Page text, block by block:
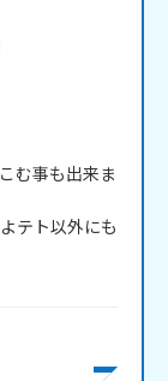
む事も出来ま
テト以外にも